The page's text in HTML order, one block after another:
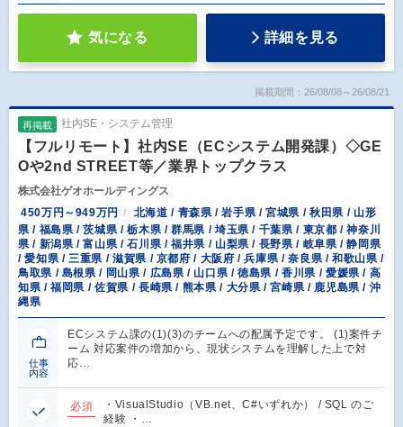
気になる 詳細を見る
掲載期間：26/08/08～26/08/21
再掲載 社内SE・システム管理
【フルリモート】社内SE（ECシステム開発課）◇GE
Oや2nd STREET等／業界トップクラス
株式会社ゲオホールディングス
450万円～949万円
北海道 / 青森県 / 岩手県 / 宮城県 / 秋田県 / 山形
県 / 福島県 / 茨城県 / 栃木県 / 群馬県 / 埼玉県 / 千葉県 / 東京都 / 神奈川
県 / 新潟県 / 富山県 / 石川県 / 福井県 / 山梨県 / 長野県 / 岐阜県 / 静岡県
/ 愛知県 / 三重県 / 滋賀県 / 京都府 / 大阪府 / 兵庫県 / 奈良県 / 和歌山県 /
鳥取県 / 島根県 / 岡山県 / 広島県 / 山口県 / 徳島県 / 香川県 / 愛媛県 / 高
知県 / 福岡県 / 佐賀県 / 長崎県 / 熊本県 / 大分県 / 宮崎県 / 鹿児島県 / 沖
縄県
仕事
内容
ECシステム課の(1)(3)のチームへの配属予定です。 (1)案件チ
ーム 対応案件の増加から、現状システムを理解した上で対
応…
必須
・VisualStudio（VB.net、C#いずれか） / SQL のご
経験 ・…